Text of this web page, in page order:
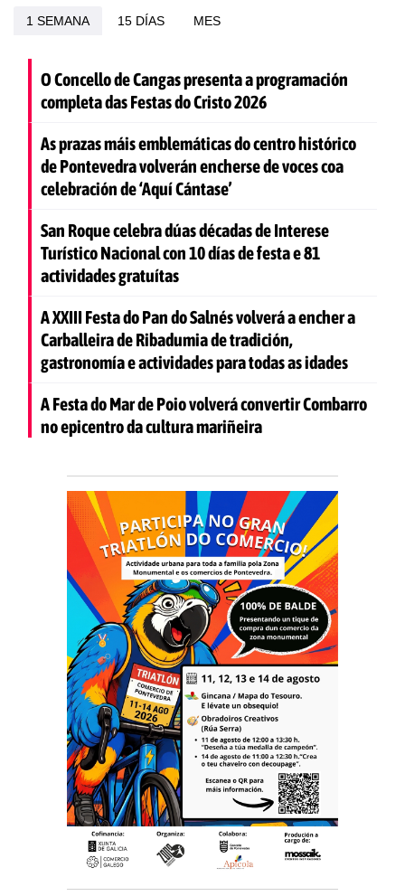
1 SEMANA 15 DÍAS MES
O Concello de Cangas presenta a programación
completa das Festas do Cristo 2026
As prazas máis emblemáticas do centro histórico
de Pontevedra volverán encherse de voces coa
celebración de ‘Aquí Cántase’
San Roque celebra dúas décadas de Interese
Turístico Nacional con 10 días de festa e 81
actividades gratuítas
A XXIII Festa do Pan do Salnés volverá a encher a
Carballeira de Ribadumia de tradición,
gastronomía e actividades para todas as idades
A Festa do Mar de Poio volverá convertir Combarro
no epicentro da cultura mariñeira